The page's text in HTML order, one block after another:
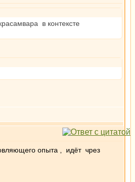
в контексте
опыта , идёт чрез